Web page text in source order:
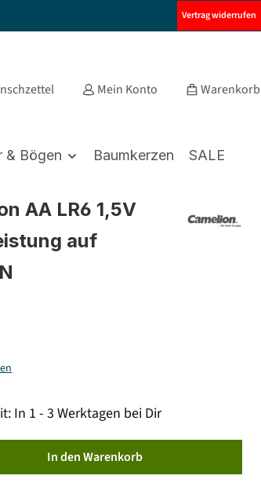
Vertrag widerrufen
Mein Konto Warenkorb
& Bögen Baumkerzen SALE
AA LR6 1,5V
auf
In 1 - 3 Werktagen bei Dir
In den Warenkorb